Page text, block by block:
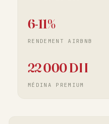
6-11%
RENDEMENT AIRBNB
22 000 DH
MÉDINA PREMIUM